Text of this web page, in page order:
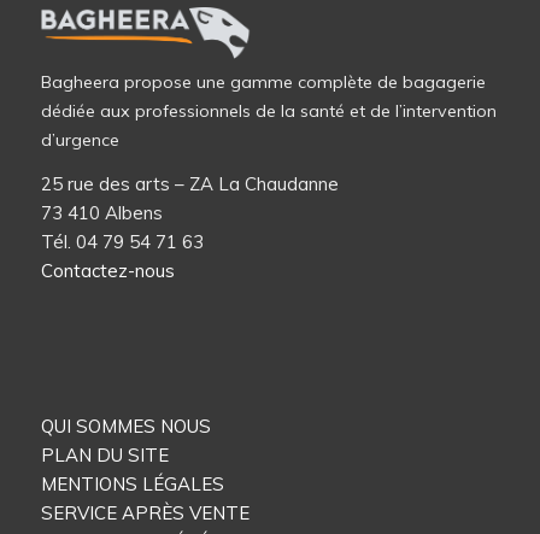
Bagheera propose une gamme complète de bagagerie
dédiée aux professionnels de la santé et de l’intervention
d’urgence
25 rue des arts – ZA La Chaudanne
73 410 Albens
Tél. 04 79 54 71 63
Contactez-nous
QUI SOMMES NOUS
PLAN DU SITE
MENTIONS LÉGALES
SERVICE APRÈS VENTE